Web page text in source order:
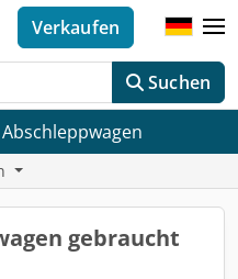
Suchen
Verkaufen
Abschleppwagen
gebraucht